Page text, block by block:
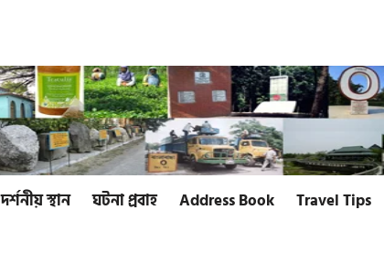
দর্শনীয় স্থান ঘটনা প্রবাহ Address Book
Travel Tips